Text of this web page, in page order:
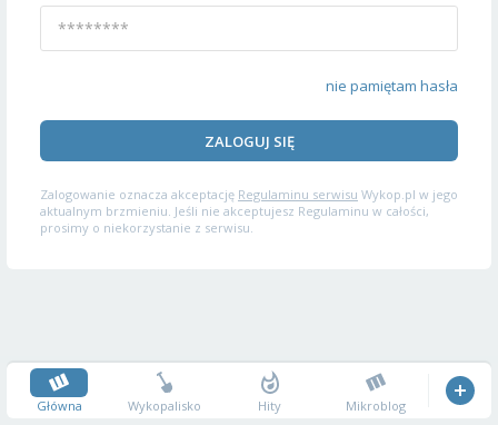
nie pamiętam hasła
ZALOGUJ SIĘ
Zalogowanie oznacza akceptację Regulaminu serwisu Wykop.pl w jego
aktualnym brzmieniu. Jeśli nie akceptujesz Regulaminu w całości,
prosimy o niekorzystanie z serwisu.
Główna Wykopalisko Hity Mikroblog